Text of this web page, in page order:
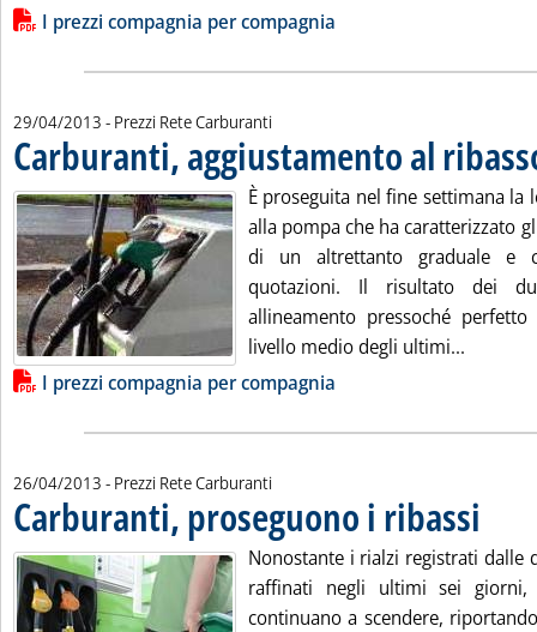
Lista allegati PDF alla notizia
I prezzi compagnia per compagnia
29/04/2013 - Prezzi Rete Carburanti
Carburanti, aggiustamento al
È proseguita nel fine settimana la
alla pompa che ha caratterizzato
di un altrettanto graduale e
quotazioni. Il risultato dei
allineamento pressoché
livello medio degli ultimi...
Lista allegati PDF alla notizia
I prezzi compagnia per compagnia
26/04/2013 - Prezzi Rete Carburanti
Carburanti, proseguono i ribassi
Nonostante i rialzi registrati dalle
raffinati negli ultimi sei
continuano a scendere,